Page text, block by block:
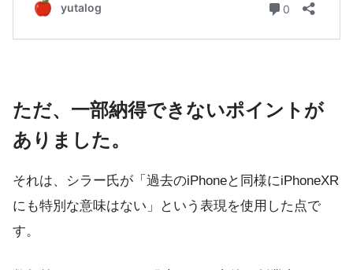
ただ、一部納得できないポイントが
ありました。
それは、シラー氏が「過去のiPhoneと同様にiPhoneXR
にも特別な意味はない」という表現を使用した点で
す。